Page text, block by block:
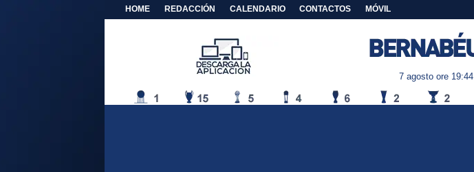
HOME REDACCIÓN CALENDARIO CONTACTOS MÓVIL
7 agosto ore 19:44